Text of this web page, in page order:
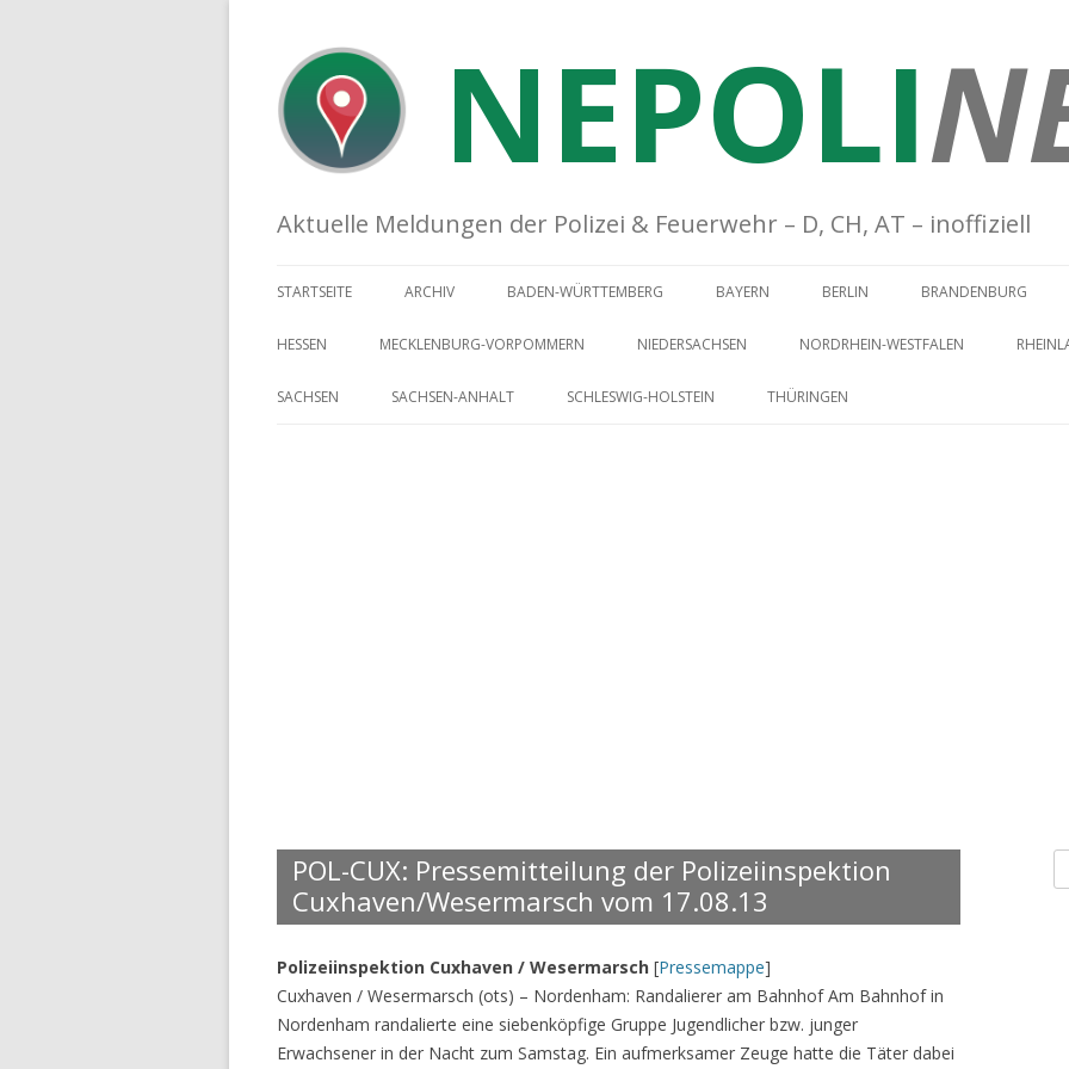
NEPOLI
Aktuelle Meldungen der Polizei & Feuerwehr – D, CH, AT – inoffiziell
STARTSEITE ARCHIV BADEN-WÜRTTEMBERG BAYERN BERLIN BRANDENBURG
HESSEN MECKLENBURG-VORPOMMERN NIEDERSACHSEN NORDRHEIN-WESTFALEN
SACHSEN SACHSEN-ANHALT SCHLESWIG-HOLSTEIN THÜRINGEN
POL-CUX: Pressemitteilung der Polizeiinspektion
Cuxhaven/Wesermarsch vom 17.08.13
Polizeiinspektion Cuxhaven / Wesermarsch [Pressemappe]
Cuxhaven / Wesermarsch (ots) – Nordenham: Randalierer am Bahnhof Am Bahnhof in
Nordenham randalierte eine siebenköpfige Gruppe Jugendlicher bzw. junger
Erwachsener in der Nacht zum Samstag. Ein aufmerksamer Zeuge hatte die Täter dabei